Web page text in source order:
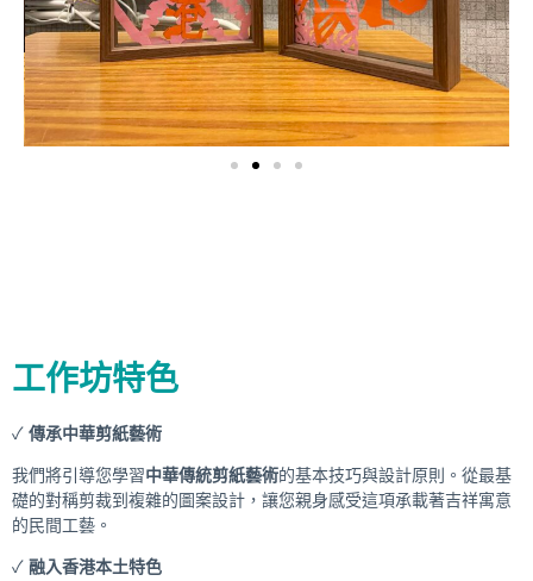
工作坊特色
✓ 傳承中華剪紙藝術
我們將引導您學習中華傳統剪紙藝術的基本技巧與設計原則。從最基
礎的對稱剪裁到複雜的圖案設計，讓您親身感受這項承載著吉祥寓意
的民間工藝。
✓ 融入香港本土特色